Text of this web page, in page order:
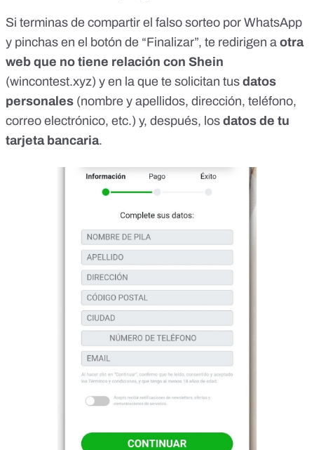
Si terminas de compartir el falso sorteo por WhatsApp
y pinchas en el botón de “Finalizar”, te redirigen a otra
web que no tiene relación con Shein
(wincontest.xyz) y en la que te solicitan tus datos
personales (nombre y apellidos, dirección, teléfono,
correo electrónico, etc.) y, después, los datos de tu
tarjeta bancaria.